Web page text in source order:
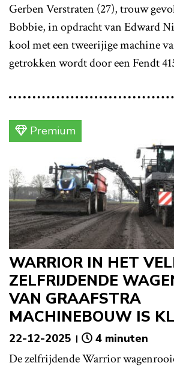
Gerben Verstraten (27), trouw
Bobbie, in opdracht van Edward
kool met een tweerijige machine
getrokken wordt door een Fendt
Premium
WARRIOR IN HET
ZELFRIJDENDE
VAN GRAAFSTRA
MACHINEBOUW IS
22-12-2025 4 minuten
De zelfrijdende Warrior